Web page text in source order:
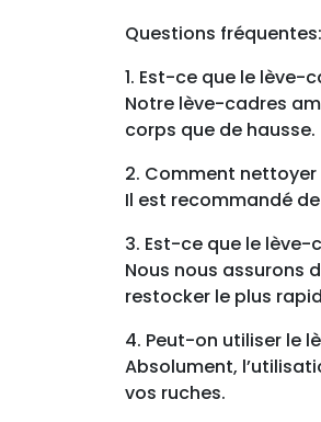
Questions fréquentes:
1. Est-ce que le
Notre lève-cadres
corps que de hausse.
2. Comment
Il est recommandé
3. Est-ce que le
Nous nous assurons
restocker le plus
4. Peut-on utiliser le
Absolument,
vos ruches.